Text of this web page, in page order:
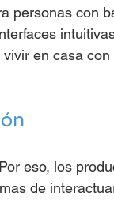
personas con
en casa
eso, los
de